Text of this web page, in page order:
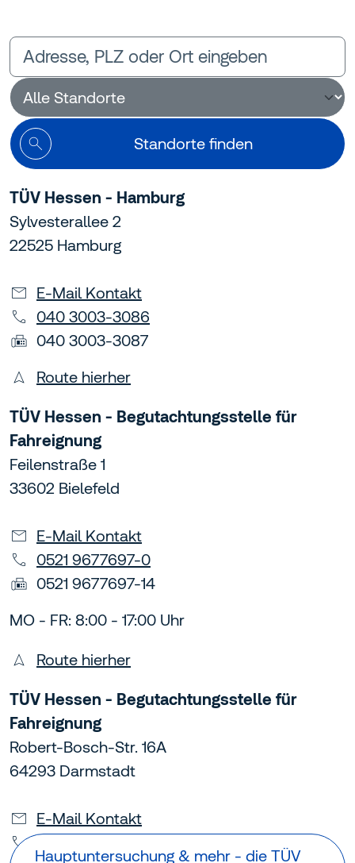
Standorte finden
TÜV Hessen - Hamburg
Sylvesterallee 2
22525 Hamburg
E-Mail Kontakt
040 3003-3086
040 3003-3087
Route hierher
TÜV Hessen - Begutachtungsstelle für
Fahreignung
Feilenstraße 1
33602 Bielefeld
E-Mail Kontakt
0521 9677697-0
0521 9677697-14
MO - FR: 8:00 - 17:00 Uhr
Route hierher
TÜV Hessen - Begutachtungsstelle für
Fahreignung
Robert-Bosch-Str. 16A
64293 Darmstadt
E-Mail Kontakt
Hauptuntersuchung & mehr - die TÜV